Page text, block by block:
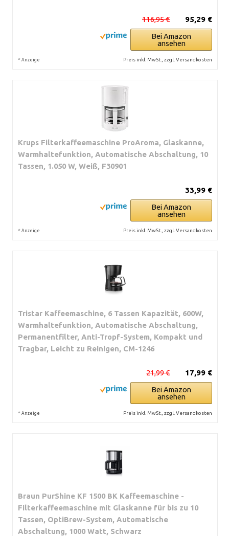
95,29 €
116,95 €
Bei Amazon
ansehen
* Anzeige Preis inkl. MwSt., zzgl. Versandkosten
Krups Filterkaffeemaschine ProAroma, Glaskanne,
Warmhaltefunktion, Automatische Abschaltung, 10
Tassen, 1.050 W, Weiß, F30901
33,99 €
Bei Amazon
ansehen
* Anzeige Preis inkl. MwSt., zzgl. Versandkosten
Tristar Kaffeemaschine, 6 Tassen Kapazität, 600W,
Warmhaltefunktion, Automatische Abschaltung,
Permanentfilter, Anti-Tropf-System, Kompakt und
Tragbar, Leicht zu Reinigen, CM-1246
17,99 €
21,99 €
Bei Amazon
ansehen
* Anzeige Preis inkl. MwSt., zzgl. Versandkosten
Braun PurShine KF 1500 BK Kaffeemaschine -
Filterkaffeemaschine mit Glaskanne für bis zu 10
Tassen, OptiBrew-System, Automatische
Abschaltung, 1000 Watt, Schwarz